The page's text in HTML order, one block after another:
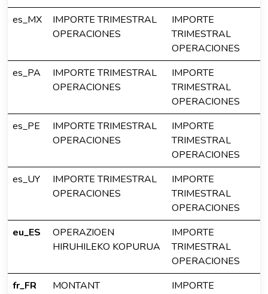
es_MX
IMPORTE TRIMESTRAL
OPERACIONES
IMPORTE
TRIMESTRAL
OPERACIONES
es_PA
IMPORTE TRIMESTRAL
OPERACIONES
IMPORTE
TRIMESTRAL
OPERACIONES
es_PE
IMPORTE TRIMESTRAL
OPERACIONES
IMPORTE
TRIMESTRAL
OPERACIONES
es_UY
IMPORTE TRIMESTRAL
OPERACIONES
IMPORTE
TRIMESTRAL
OPERACIONES
eu_ES
OPERAZIOEN
HIRUHILEKO KOPURUA
IMPORTE
TRIMESTRAL
OPERACIONES
fr_FR
MONTANT
IMPORTE